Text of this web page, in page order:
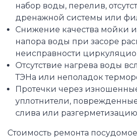
набор воды, перелив,
дренажной системы или
Снижение качества мойки
напора воды при засоре
неисправности
Отсутствие нагрева воды
ТЭНа или неполадок
Протечки через
уплотнители,
слива или
Стоимость ремонта